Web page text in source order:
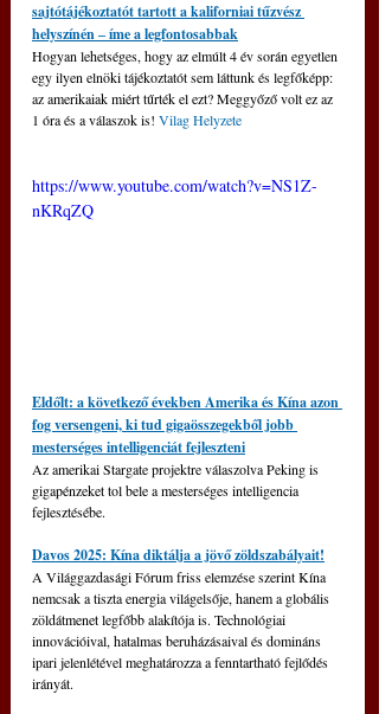
sajtótájékoztatót tartott a kaliforniai tűzvész
helyszínén ‒ íme a legfontosabbak
Hogyan lehetséges, hogy az elmúlt 4 év során egyetlen
egy ilyen elnöki tájékoztatót sem láttunk és legfőképp:
az amerikaiak miért tűrték el ezt? Meggyőző volt ez az
1 óra és a válaszok is! Vilag Helyzete
https://www.youtube.com/watch?v=NS1Z-
nKRqZQ
Eldőlt: a következő években Amerika és Kína azon
fog versengeni, ki tud gigaösszegekből jobb
mesterséges intelligenciát fejleszteni
Az amerikai Stargate projektre válaszolva Peking is
gigapénzeket tol bele a mesterséges intelligencia
fejlesztésébe.
Davos 2025: Kína diktálja a jövő zöldszabályait!
A Világgazdasági Fórum friss elemzése szerint Kína
nemcsak a tiszta energia világelsője, hanem a globális
zöldátmenet legfőbb alakítója is. Technológiai
innovációival, hatalmas beruházásaival és domináns
ipari jelenlétével meghatározza a fenntartható fejlődés
irányát.